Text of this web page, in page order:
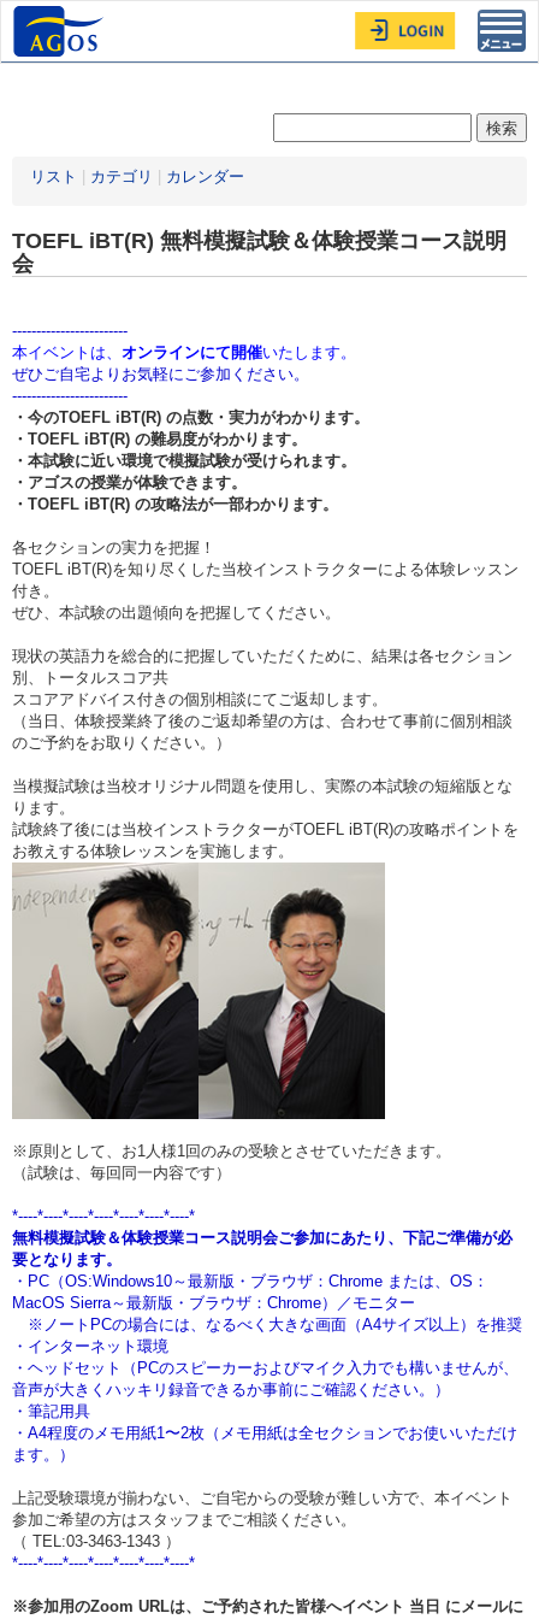
リスト カテゴリ カレンダー
TOEFL iBT(R) 無料模擬試験＆体験授業コース説明
会
------------------------
本イベントは、 オンラインにて開催いたします。
ぜひご自宅よりお気軽にご参加ください。
------------------------
・今のTOEFL iBT(R) の点数・実力がわかります。
・TOEFL iBT(R) の難易度がわかります。
・本試験に近い環境で模擬試験が受けられます。
・アゴスの授業が体験できます。
・TOEFL iBT(R) の攻略法が一部わかります。
各セクションの実力を把握！
TOEFL iBT(R)を知り尽くした当校インストラクターによる体験レッスン
付き。
ぜひ、本試験の出題傾向を把握してください。
現状の英語力を総合的に把握していただくために、結果は各セクション
別、トータルスコア共
スコアアドバイス付きの個別相談にてご返却します。
（当日、体験授業終了後のご返却希望の方は、合わせて事前に個別相談
のご予約をお取りください。）
当模擬試験は当校オリジナル問題を使用し、実際の本試験の短縮版とな
ります。
試験終了後には当校インストラクターがTOEFL iBT(R)の攻略ポイントを
お教えする体験レッスンを実施します。
※原則として、お1人様1回のみの受験とさせていただきます。
（試験は、毎回同一内容です）
*----*----*----*----*----*----*----*
無料模擬試験＆体験授業コース説明会ご参加にあたり、下記ご準備が必
要となります。
・PC（OS:Windows10～最新版・ブラウザ：Chrome または、OS：
MacOS Sierra～最新版・ブラウザ：Chrome）／モニター
※ノートPCの場合には、なるべく大きな画面（A4サイズ以上）を推奨
・インターネット環境
・ヘッドセット（PCのスピーカーおよびマイク入力でも構いませんが、
音声が大きくハッキリ録音できるか事前にご確認ください。）
・筆記用具
・A4程度のメモ用紙1〜2枚（メモ用紙は全セクションでお使いいただけ
ます。）
上記受験環境が揃わない、ご自宅からの受験が難しい方で、本イベント
参加ご希望の方はスタッフまでご相談ください。
（ TEL:03-3463-1343 ）
*----*----*----*----*----*----*----*
※参加用のZoom URLは、ご予約された皆様へイベント 当日 にメールに